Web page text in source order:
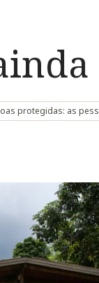
protegidas: as